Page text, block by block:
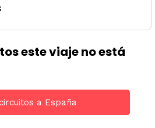
este viaje no está
a España